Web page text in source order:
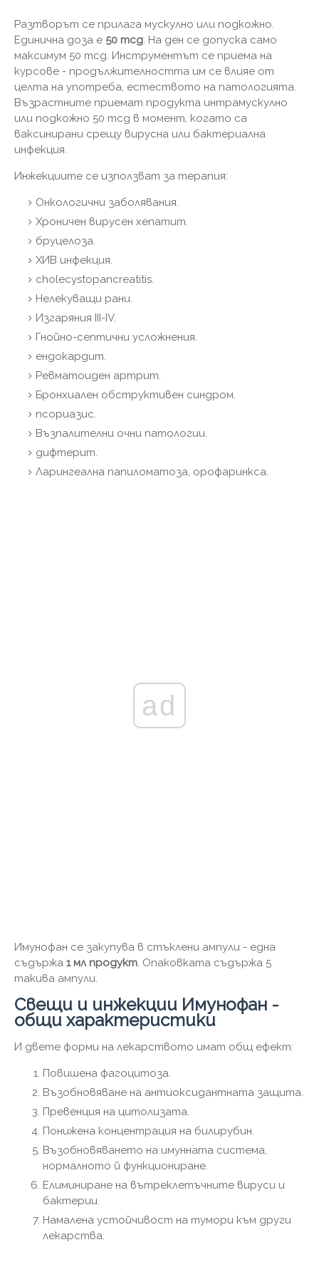
Разтворът се прилага мускулно или подкожно.
Единична доза е 50 mcg. На ден се допуска само
максимум 50 mcg. Инструментът се приема на
курсове - продължителността им се влияе от
целта на употреба, естеството на патологията.
Възрастните приемат продукта интрамускулно
или подкожно 50 mcg в момент, когато са
ваксинирани срещу вирусна или бактериална
инфекция.
Инжекциите се използват за терапия:
Онкологични заболявания.
Хроничен вирусен хепатит.
бруцелоза.
ХИВ инфекция.
cholecystopancreatitis.
Нелекуващи рани.
Изгаряния III-IV.
Гнойно-септични усложнения.
ендокардит.
Ревматоиден артрит.
Бронхиален обструктивен синдром.
псориазис.
Възпалителни очни патологии.
дифтерит.
Ларингеална папиломатоза, орофаринкса.
ad
Имунофан се закупува в стъклени ампули - една
съдържа 1 мл продукт. Опаковката съдържа 5
такива ампули.
Свещи и инжекции Имунофан -
общи характеристики
И двете форми на лекарството имат общ ефект:
Повишена фагоцитоза.
Възобновяване на антиоксидантната защита.
Превенция на цитолизата.
Понижена концентрация на билирубин.
Възобновяването на имунната система,
нормалното й функциониране.
Елиминиране на вътреклетъчните вируси и
бактерии.
Намалена устойчивост на тумори към други
лекарства.